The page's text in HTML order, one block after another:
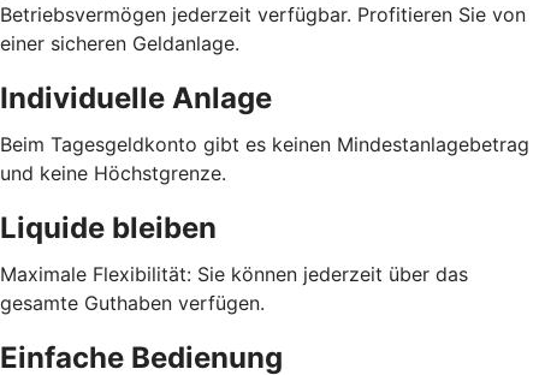
Betriebsvermögen jederzeit verfügbar. Profitieren Sie von
einer sicheren Geldanlage.
Individuelle Anlage
Beim Tagesgeldkonto gibt es keinen Mindestanlagebetrag
und keine Höchstgrenze.
Liquide bleiben
Maximale Flexibilität: Sie können jederzeit über das
gesamte Guthaben verfügen.
Einfache Bedienung